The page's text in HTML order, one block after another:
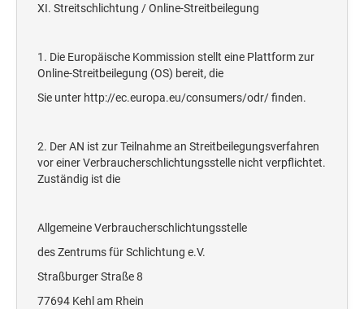
XI. Streitschlichtung / Online-Streitbeilegung
1. Die Europäische Kommission stellt eine Plattform zur
Online-Streitbeilegung (OS) bereit, die
Sie unter http://ec.europa.eu/consumers/odr/ finden.
2. Der AN ist zur Teilnahme an Streitbeilegungsverfahren
vor einer Verbraucherschlichtungsstelle nicht verpflichtet.
Zuständig ist die
Allgemeine Verbraucherschlichtungsstelle
des Zentrums für Schlichtung e.V.
Straßburger Straße 8
77694 Kehl am Rhein